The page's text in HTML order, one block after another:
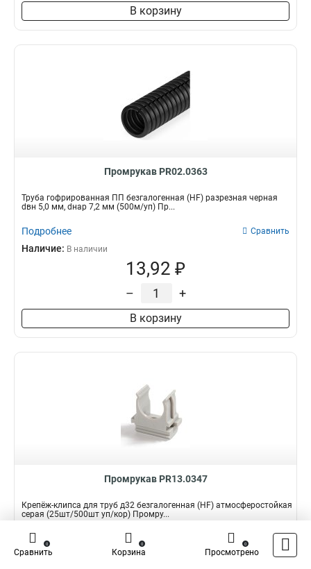
В корзину
Промрукав PR02.0363
Труба гофрированная ПП безгалогенная (HF) разрезная черная
dвн 5,0 мм, dнар 7,2 мм (500м/уп) Пр...
Подробнее Сравнить
Наличие: В наличии
13,92 ₽
– +
В корзину
Промрукав PR13.0347
Крепёж-клипса для труб д32 безгалогенная (HF) атмосферостойкая
серая (25шт/500шт уп/кор) Промру...
Подробнее
Наличие:
Сравнить
0
Корзина
0
Просмотрено
0